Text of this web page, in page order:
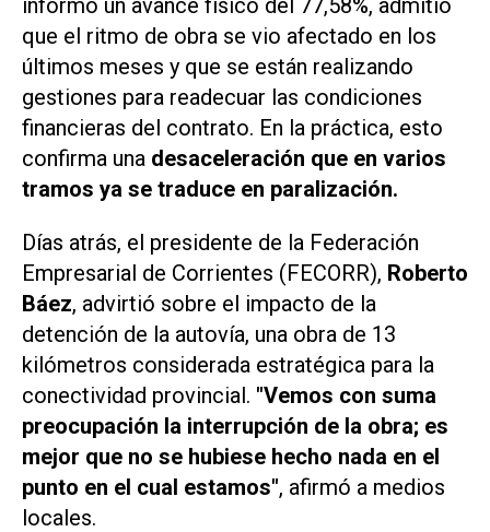
informó un avance físico del 77,58%, admitió
que el ritmo de obra se vio afectado en los
últimos meses y que se están realizando
gestiones para readecuar las condiciones
financieras del contrato. En la práctica, esto
confirma una desaceleración que en varios
tramos ya se traduce en paralización.
Días atrás, el presidente de la Federación
Empresarial de Corrientes (FECORR), Roberto
Báez, advirtió sobre el impacto de la
detención de la autovía, una obra de 13
kilómetros considerada estratégica para la
conectividad provincial. "Vemos con suma
preocupación la interrupción de la obra; es
mejor que no se hubiese hecho nada en el
punto en el cual estamos", afirmó a medios
locales.